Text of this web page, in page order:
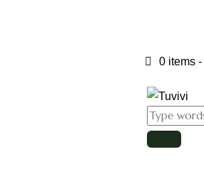
0 items -